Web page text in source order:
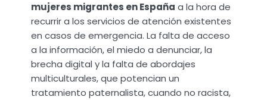
mujeres migrantes en España a la hora de
recurrir a los servicios de atención existentes
en casos de emergencia. La falta de acceso
a la información, el miedo a denunciar, la
brecha digital y la falta de abordajes
multiculturales, que potencian un
tratamiento paternalista, cuando no racista,